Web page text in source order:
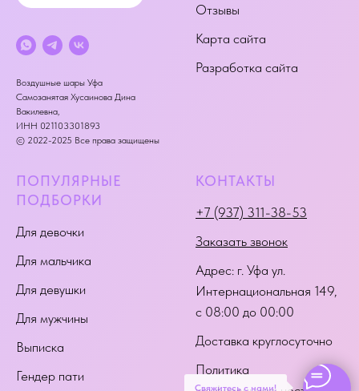
Свяжитесь с нами!
Воздушные шары Уфа
Самозанятая Хусаинова Дина
Вакилевна,
ИНН 021103301893
© 2022-2025 Все права защищены
Отзывы
Карта сайта
Разработка сайта
ПОПУЛЯРНЫЕ
ПОДБОРКИ
Для девочки
Для мальчика
Для девушки
Для мужчины
Выписка
Гендер пати
КОНТАКТЫ
+7 (937) 311-38-53
Заказать звонок
Адрес: г. Уфа ул.
Интернациональная 149,
с 08:00 до 00:00
Доставка круглосуточно
Политика